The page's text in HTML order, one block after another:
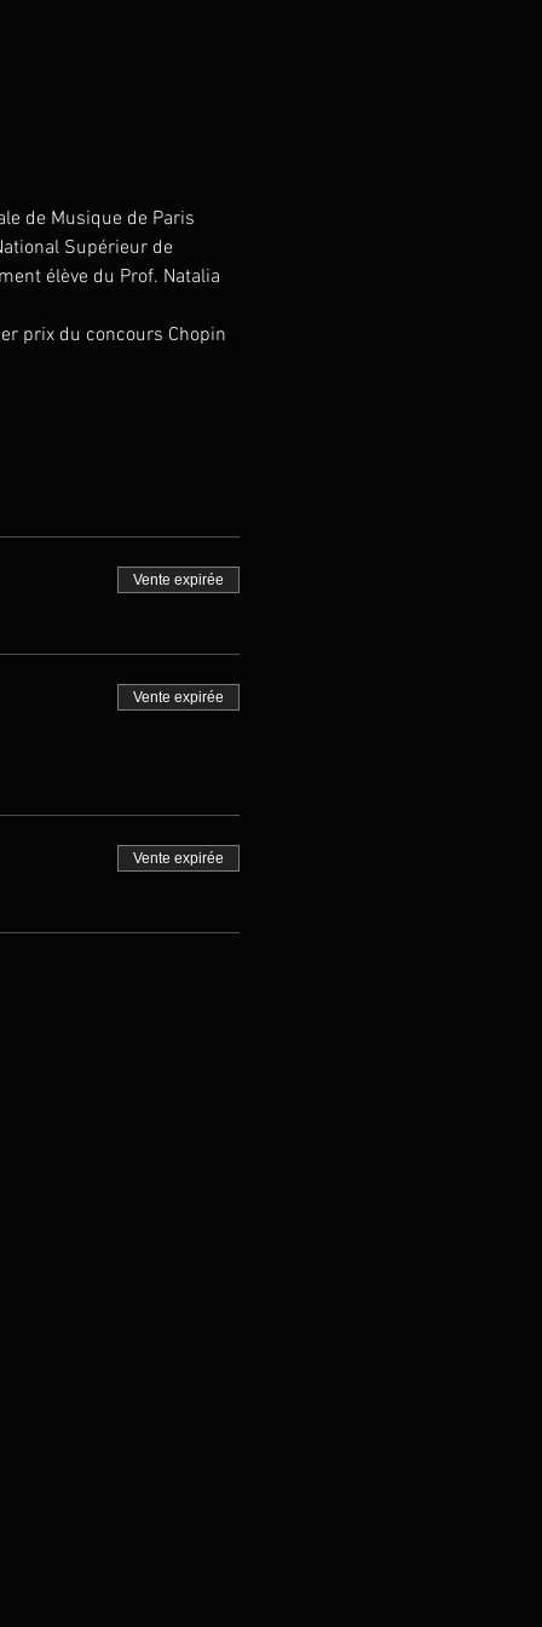
de Musique de Paris
Supérieur de
élève du Prof. Natalia
prix du concours Chopin
Vente expirée
Vente expirée
Vente expirée